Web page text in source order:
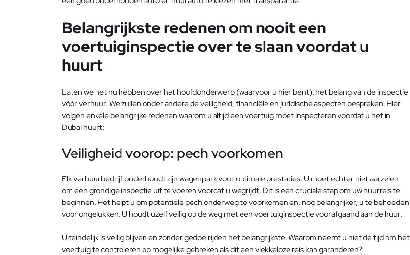
Belangrijkste redenen om nooit een
voertuiginspectie over te slaan voordat u
huurt
Laten we het nu hebben over het hoofdonderwerp (waarvoor u hier bent): het belang van de inspectie
vóór verhuur. We zullen onder andere de veiligheid, financiële en juridische aspecten bespreken. Hier
volgen enkele belangrijke redenen waarom u altijd een voertuig moet inspecteren voordat u het in
Dubai huurt:
Veiligheid voorop: pech voorkomen
Elk verhuurbedrijf onderhoudt zijn wagenpark voor optimale prestaties. U moet echter niet aarzelen
om een ​​grondige inspectie uit te voeren voordat u wegrijdt. Dit is een cruciale stap om uw huurreis te
beginnen. Het helpt u om potentiële pech onderweg te voorkomen en, nog belangrijker, u te behoeden
voor ongelukken. U houdt uzelf veilig op de weg met een voertuiginspectie voorafgaand aan de huur.
Uiteindelijk is veilig blijven en zonder gedoe rijden het belangrijkste. Waarom neemt u niet de tijd om het
voertuig te controleren op mogelijke gebreken als dit een vlekkeloze reis kan garanderen?